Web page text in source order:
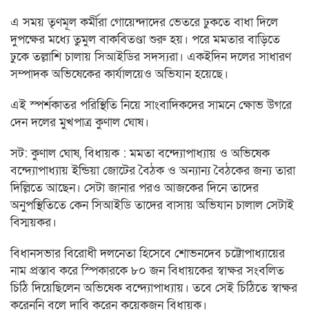
এ সময় তৃণমূল কর্মীরা গোয়েন্দাদের ভেতরে ঢুকতে বাধা দিলে
দুপক্ষের মধ্যে তুমুল বাকবিতণ্ডা শুরু হয়। পরে মমতার বাড়িতে
ঢুকে তল্লাশি চালায় সিআইডির সদস্যরা। একইদিন দলের সাধারণ
সম্পাদক অভিষেকের কার্যালয়েও অভিযান হয়েছে।
এই স্পর্শকাতর পরিস্থিতি নিয়ে সাংবাদিকদের সামনে ক্ষোভ উগরে
দেন দলের মুখপাত্র কুণাল ঘোষ।
সট: কুণাল ঘোষ, বিধায়ক : মমতা বন্দ্যোপাধ্যায় ও অভিষেক
বন্দ্যোপাধ্যায় ইন্ডিয়া জোটের বৈঠক ও অন্যান্য বৈঠকের জন্য তারা
দিল্লিতে আছেন। সেটা জানার পরও আজকের দিনে তাদের
অনুপস্থিতিতে কেন সিআইডি তাদের বাসায় অভিযান চালাল সেটাই
বিস্ময়কর।
বিধানসভার বিরোধী দলনেতা হিসেবে শোভনদেব চট্টোপাধ্যায়ের
নাম প্রস্তাব করে স্পিকারকে ৮০ জন বিধায়কের স্বাক্ষর সংবলিত
চিঠি দিয়েছিলেন অভিষেক বন্দ্যোপাধ্যায়। তবে সেই চিঠিতে স্বাক্ষর
করেননি বলে দাবি করেন কয়েকজন বিধায়ক।